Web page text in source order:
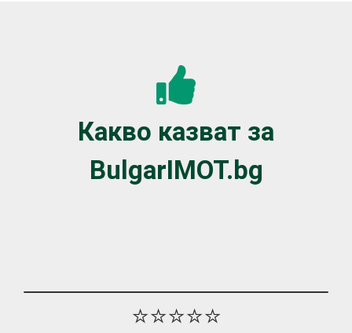
Какво казват за
BulgarIMOT.bg
⭐⭐⭐⭐⭐